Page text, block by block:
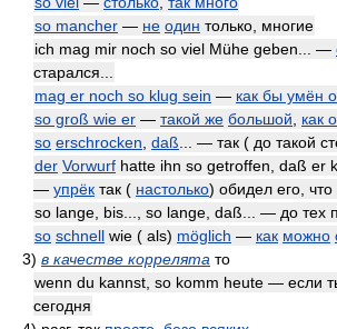
so mancher — не один только, многие
ich mag mir noch so viel Mühe geben... —
старался...
mag er noch so klug sein — как бы умён
so groß wie er — такой же большой
как
so erschrocken daß ... — так ( до такой
der Vorwurf hatte ihn so getroffen, daß er
— упрёк так ( настолько) обидел его, что
so lange, bis..., so lange, daß... — до тех
so schnell wie ( als) möglich — как можно
3) в качестве коррелята то
wenn du kannst, so komm heute — если
сегодня